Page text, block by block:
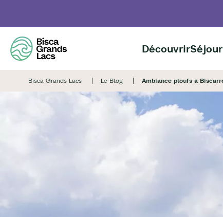
contenu
principal
Découvrir
Bisca Grands Lacs Le Blog Ambiance ploufs à